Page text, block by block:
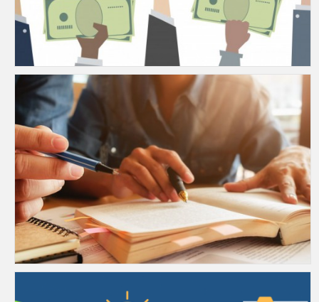
ค่าธรรมเนียม (บาท)
ค่าเอกสาร
Reference Services
บริการค้นเรื่องทางวิชาการ
เป็นบริการค้นเรื่องตามขอบข่ายและความต้องก